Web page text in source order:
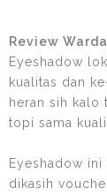
Review
Eyeshadow
kualitas dan
heran sih
topi sama
Eyeshadow
dikasih